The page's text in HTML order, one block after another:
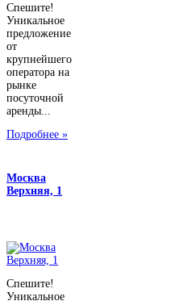
Спешите!
Уникальное
предложение
от
крупнейшего
оператора на
рынке
посуточной
аренды...
Подробнее »
Москва
Верхняя, 1
Спешите!
Уникальное